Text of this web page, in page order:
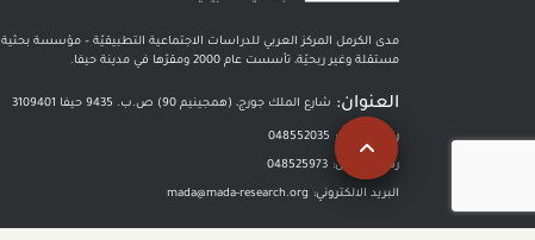
مدى الكرمل المركز العربي للدراسات الاجتماعية التطبيقيّة – مؤسسة بحثية
مستقلة وغير ربحيّة، تأسست عام 2000 ومقرّها في مدينة حيفا.
العنوان: شارع الملك جورج، (همجينيم 90) ص.ب. 9435 حيفا 3109401
رقم الهاتف : 048552035
رقم الفاكس: 048525973
البريد الالكتروني: mada@mada-research.org